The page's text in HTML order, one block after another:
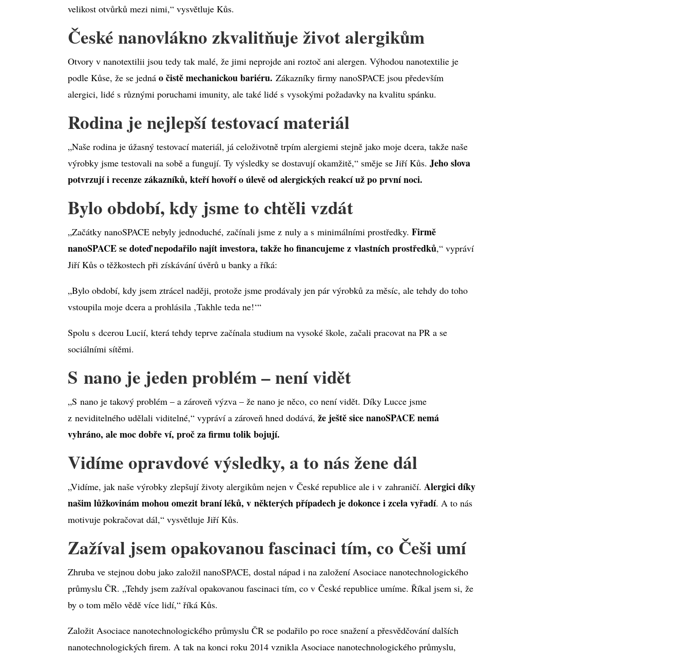
velikost otvůrků mezi nimi,“ vysvětluje Kůs.
České nanovlákno zkvalitňuje život alergikům
Otvory v nanotextilii jsou tedy tak malé, že jimi neprojde ani roztoč ani alergen. Výhodou nanotextilie je
podle Kůse, že se jedná o čistě mechanickou bariéru. Zákazníky firmy nanoSPACE jsou především
alergici, lidé s různými poruchami imunity, ale také lidé s vysokými požadavky na kvalitu spánku.
Rodina je nejlepší testovací materiál
„Naše rodina je úžasný testovací materiál, já celoživotně trpím alergiemi stejně jako moje dcera, takže naše
výrobky jsme testovali na sobě a fungují. Ty výsledky se dostavují okamžitě,“ směje se Jiří Kůs. Jeho slova
potvrzují i recenze zákazníků, kteří hovoří o úlevě od alergických reakcí už po první noci.
Bylo období, kdy jsme to chtěli vzdát
„Začátky nanoSPACE nebyly jednoduché, začínali jsme z nuly a s minimálními prostředky. Firmě
nanoSPACE se doteď nepodařilo najít investora, takže ho financujeme z vlastních prostředků,“ vypráví
Jiří Kůs o těžkostech při získávání úvěrů u banky a říká:
„Bylo období, kdy jsem ztrácel naději, protože jsme prodávaly jen pár výrobků za měsíc, ale tehdy do toho
vstoupila moje dcera a prohlásila ‚Takhle teda ne!‘“
Spolu s dcerou Lucií, která tehdy teprve začínala studium na vysoké škole, začali pracovat na PR a se
sociálními sítěmi.
S nano je jeden problém – není vidět
„S nano je takový problém – a zároveň výzva – že nano je něco, co není vidět. Díky Lucce jsme
z neviditelného udělali viditelné,“ vypráví a zároveň hned dodává, že ještě sice nanoSPACE nemá
vyhráno, ale moc dobře ví, proč za firmu tolik bojují.
Vidíme opravdové výsledky, a to nás žene dál
„Vidíme, jak naše výrobky zlepšují životy alergikům nejen v České republice ale i v zahraničí. Alergici díky
našim lůžkovinám mohou omezit braní léků, v některých případech je dokonce i zcela vyřadí. A to nás
motivuje pokračovat dál,“ vysvětluje Jiří Kůs.
Zažíval jsem opakovanou fascinaci tím, co Češi umí
Zhruba ve stejnou dobu jako založil nanoSPACE, dostal nápad i na založení Asociace nanotechnologického
průmyslu ČR. „Tehdy jsem zažíval opakovanou fascinaci tím, co v České republice umíme. Říkal jsem si, že
by o tom mělo vědě více lidí,“ říká Kůs.
Založit Asociace nanotechnologického průmyslu ČR se podařilo po roce snažení a přesvědčování dalších
nanotechnologických firem. A tak na konci roku 2014 vznikla Asociace nanotechnologického průmyslu,